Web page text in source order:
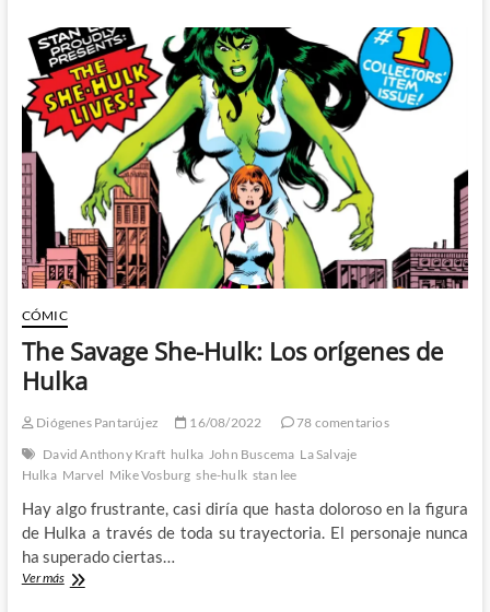
aquí
y
es
aun
mejor
de
esperaba
CÓMIC
The Savage She-Hulk: Los orígenes de
Hulka
Diógenes Pantarújez 16/08/2022
78 comentarios
David Anthony Kraft hulka John Buscema La Salvaje
Hulka Marvel Mike Vosburg she-hulk stan lee
Hay algo frustrante, casi diría que hasta doloroso en la figura
de Hulka a través de toda su trayectoria. El personaje nunca
ha superado ciertas…
Ver másThe